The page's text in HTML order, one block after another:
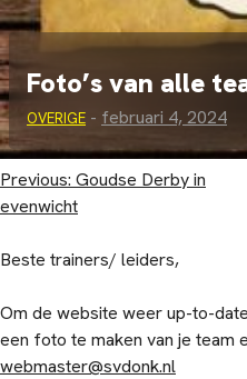
Foto’s van alle
OVERIGE - februari 4, 2024
Bericht
navigatie
Previous: Goudse Derby in
evenwicht
Beste trainers/ leiders,
Om de website weer up-to-
een foto te maken van je team
webmaster@svdonk.nl